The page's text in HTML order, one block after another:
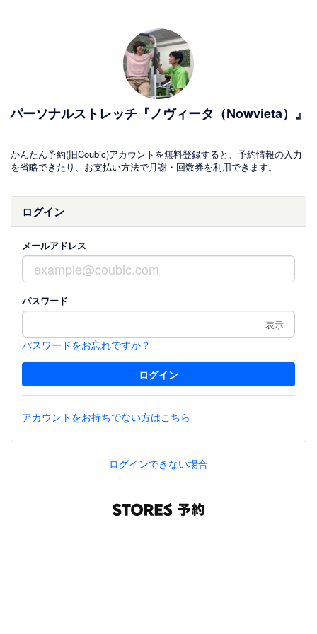
パーソナルストレッチ『ノヴィータ（Nowvieta）』
かんたん予約(旧Coubic)アカウントを無料登録すると、予約情報の入力
を省略できたり、お支払い方法で月謝・回数券を利用できます。
ログイン
メールアドレス
パスワード
表示
パスワードをお忘れですか？
アカウントをお持ちでない方はこちら
ログインできない場合